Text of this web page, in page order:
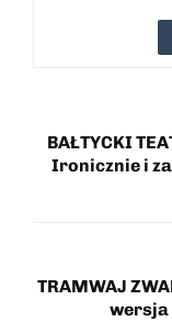
BAŁTYCKI
Ironicznie i
TRAMWAJ
wersja